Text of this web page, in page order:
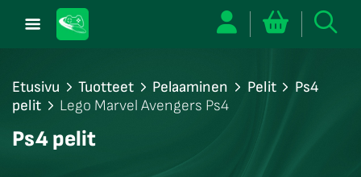
Etusivu Tuotteet Pelaaminen Pelit
Ps4
pelit
Lego Marvel Avengers Ps4
Ps4 pelit
sulje